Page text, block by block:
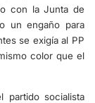
con la Junta de
un engaño para
se exigía al PP
color que el
partido socialista